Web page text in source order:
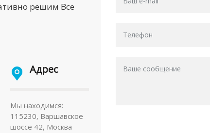
решим Все
Адрес
Мы находимся:
115230, Варшавское
шоссе 42, Москва